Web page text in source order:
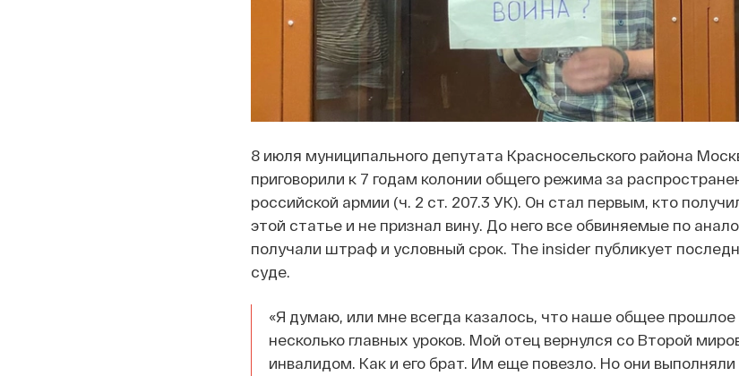
8 июля муниципального депутата Красносельского района
приговорили к 7 годам колонии общего режима за
российской армии (ч. 2 ст. 207.3 УК). Он стал первым, кто
этой статье и не признал вину. До него все обвиняемые по
получали штраф и условный срок. The insider публикует
суде.
«Я думаю, или мне всегда казалось, что наше общее
несколько главных уроков. Мой отец вернулся со Второй
инвалидом. Как и его брат. Им еще повезло. Но они